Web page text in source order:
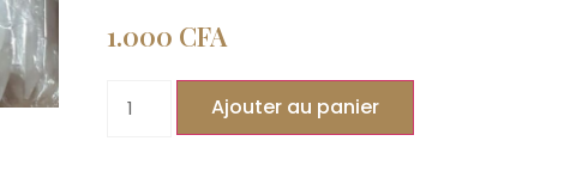
1.000 CFA
Ajouter au panier